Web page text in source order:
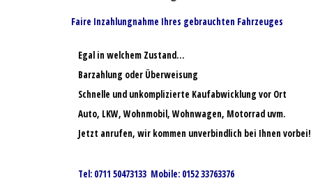
Faire Inzahlungnahme Ihres gebrauchten Fahrzeuges
Egal in welchem Zustand…
Barzahlung oder Überweisung
Schnelle und unkomplizierte Kaufabwicklung vor Ort
Auto, LKW, Wohnmobil, Wohnwagen, Motorrad uvm.
Jetzt anrufen, wir kommen unverbindlich bei Ihnen vorbei!
Tel: 0711 50473133 Mobile: 0152 33763376